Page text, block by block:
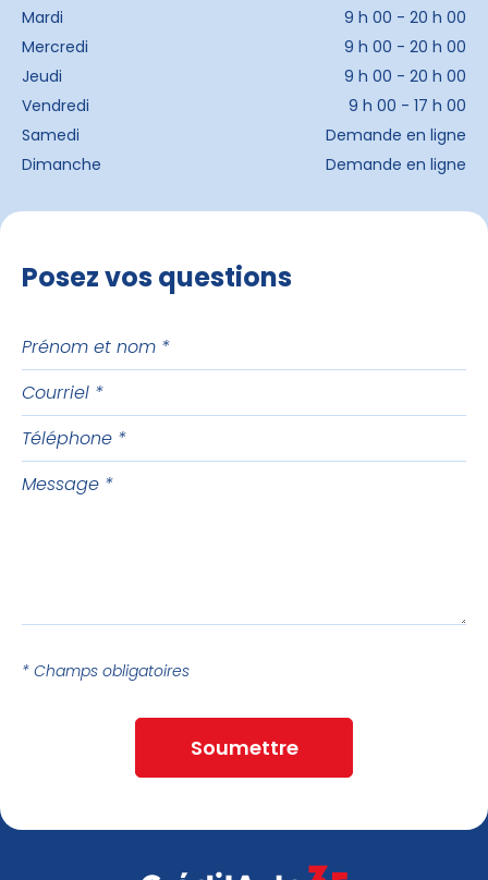
Mardi
9 h 00 - 20 h 00
Mercredi
9 h 00 - 20 h 00
Jeudi
9 h 00 - 20 h 00
Vendredi
9 h 00 - 17 h 00
Samedi
Demande en ligne
Dimanche
Demande en ligne
Posez vos questions
Prénom
nom
Courriel
Téléphone
Message
* Champs obligatoires
Soumettre